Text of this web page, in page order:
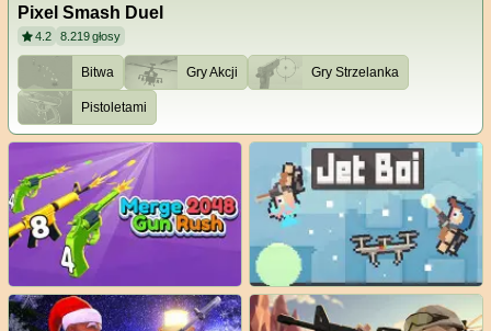
Pixel Smash Duel
4.2 8.219głosy
Bitwa Gry Akcji Gry Strzelanka
Pistoletami